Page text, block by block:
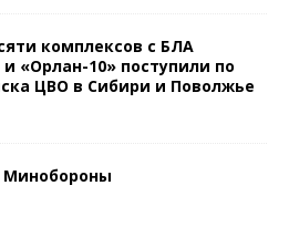
комплексов с БЛА
и «Орлан-10» поступили по
ЦВО в Сибири и Поволжье
Минобороны